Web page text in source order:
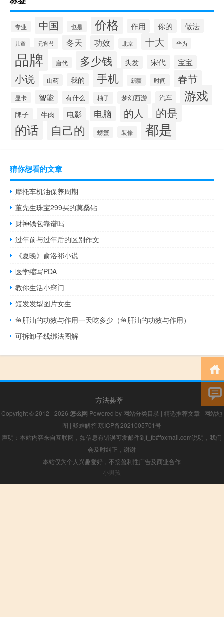
专业 中国 也是 价格 作用 你的 做法
儿童 元宵节 冬天 功效 北京 十大 华为
品牌 唐代 多少钱 头发 宋代 宝宝
小说 山药 我的 手机 新疆 时间 春节
显卡 智能 有什么 柚子 梦幻西游 汽车 游戏
牌子 牛肉 电影 电脑 的人 的是
的话 自己的 螃蟹 装修 都是
猜你想看的文章
摩托车机油保养周期
董先生珠宝299买的莫桑钻
财神钱包靠谱吗
过年前与过年后的区别作文
《夏晚》俞洛祁小说
医学缩写PDA
教你生活小窍门
短发发型图片女生
鱼肝油的功效与作用一天吃多少（鱼肝油的功效与作用）
可拆卸子线绑法图解
方法荟萃
Copyright © 2012 - 2026 怎么网 Powered by 网站分类目录 | 精选推荐文章 | 网站地
图 | 疑难解答 琼ICP备2021005701号
声明：本站内容来自互联网，如信息有错误可发邮件到f_fb#foxmail.com说明，我们
会及时纠正，谢谢
本站仅为个人兴趣爱好，不接盈利性广告及商业合作
小男孩